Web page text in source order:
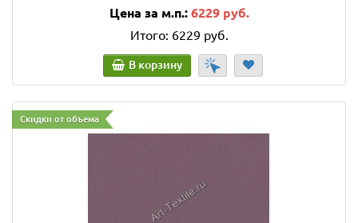
Цена за м.п.: 6229 руб.
Итого: 6229 руб.
В корзину
Скидки от объема